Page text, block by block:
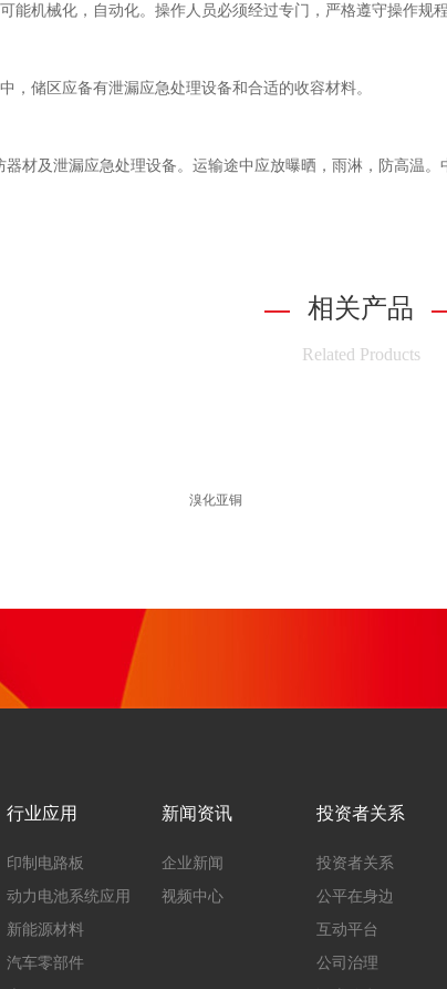
能机械化，自动化。操作人员必须经过专门，严格遵守操作规
，储区应备有泄漏应急处理设备和合适的收容材料。
材及泄漏应急处理设备。运输途中应放曝晒，雨淋，防高温。
相关产品
Related Products
溴化亚铜
行业应用
印制电路板
动力电池系统应用
新能源材料
汽车零部件
新闻资讯
企业新闻
视频中心
投资者关系
投资者关系
公平在身边
互动平台
公司治理